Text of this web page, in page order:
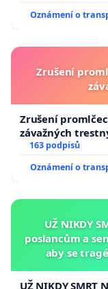
Oznámení o
Zrušení
Zrušení
závažných
163 podpisů
Oznámení o
UŽ NIKDY
poslancům a
aby se
UŽ NIKDY SMRT